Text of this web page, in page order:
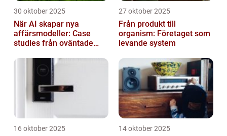
30 oktober 2025
När AI skapar nya
affärsmodeller: Case
studies från oväntade
27 oktober 2025
Från produkt till
organism: Företaget som
levande system
16 oktober 2025 14 oktober 2025